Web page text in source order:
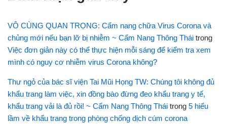
VÔ CÙNG QUAN TRỌNG: Cẩm nang chữa Virus Corona và
chủng mới nếu bạn lỡ bị nhiễm ~ Cẩm Nang Thông Thái trong
Việc đơn giản này có thể thực hiện mỗi sáng để kiểm tra xem
mình có nguy cơ nhiễm virus Corona không?
Thư ngỏ của bác sĩ viện Tai Mũi Họng TW: Chúng tôi không đủ
khẩu trang làm việc, xin đồng bào đừng đeo khẩu trang y tế,
khẩu trang vải là đủ rồi! ~ Cẩm Nang Thông Thái trong 5 hiểu
lầm về khẩu trang trong phòng chống dịch cúm corona